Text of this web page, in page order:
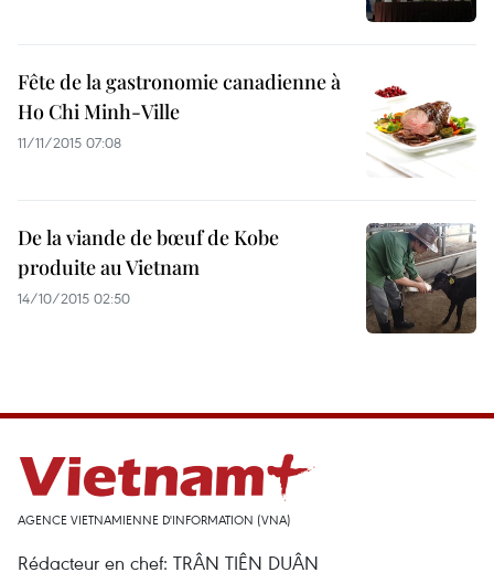
Fête de la gastronomie canadienne à
Ho Chi Minh-Ville
11/11/2015 07:08
De la viande de bœuf de Kobe
produite au Vietnam
14/10/2015 02:50
AGENCE VIETNAMIENNE D'INFORMATION (VNA)
Rédacteur en chef: TRÂN TIÊN DUÂN